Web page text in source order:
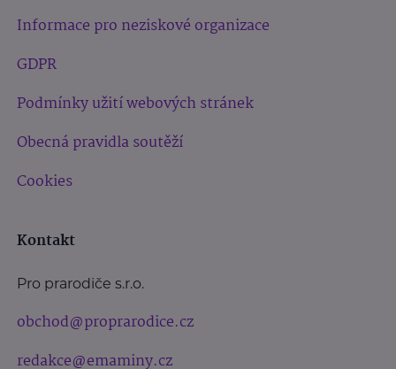
Informace pro neziskové organizace
GDPR
Podmínky užití webových stránek
Obecná pravidla soutěží
Cookies
Kontakt
Pro prarodiče s.r.o.
obchod@proprarodice.cz
redakce@emaminy.cz